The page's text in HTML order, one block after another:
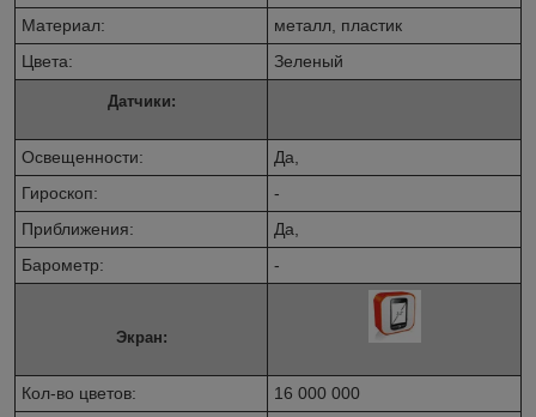
Материал:
металл, пластик
Цвета:
Зеленый
Датчики:
Освещенности:
Да,
Гироскоп:
-
Приближения:
Да,
Барометр:
-
Экран:
Кол-во цветов:
16 000 000